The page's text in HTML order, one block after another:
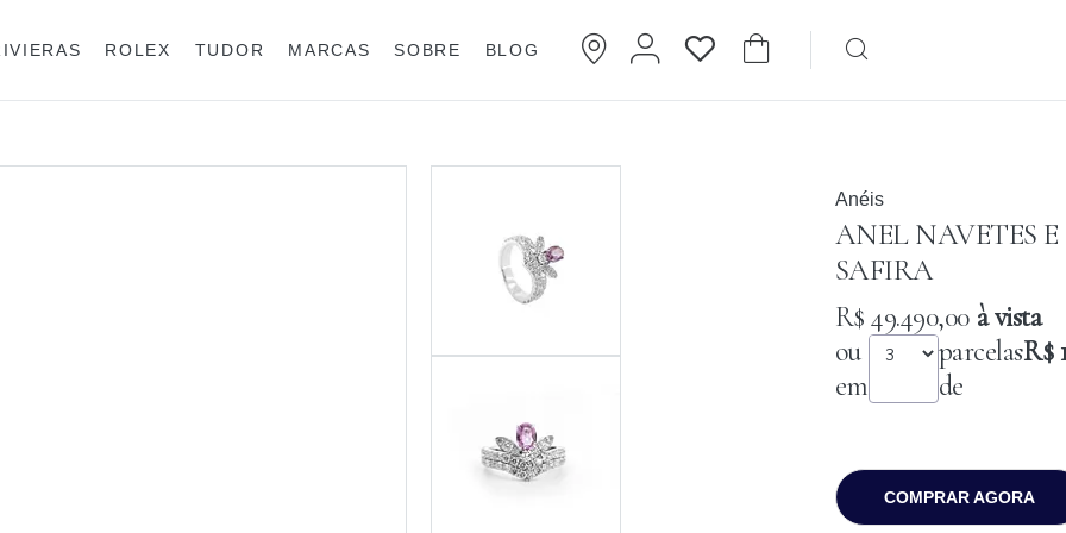
MARCAS SOBRE
ROLEX TUDOR BLOG
Anéis
ANEL NAVETES E
SAFIRA
R$ 49.490,00 à vista
ou
em
parcelas
de
R$
COMPRAR AGORA